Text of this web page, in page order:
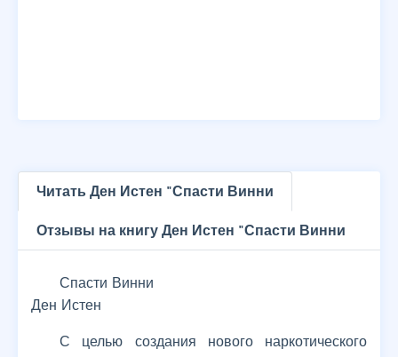
Читать Ден Истен "Спасти Винни
Отзывы на книгу Ден Истен "Спасти Винни
Спасти Винни
Ден Истен
С целью создания нового наркотического